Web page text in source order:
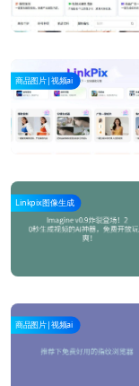
商品图片|视频ai
Linkpix图像生成
商品图片|视频ai